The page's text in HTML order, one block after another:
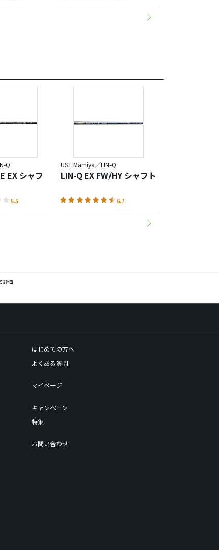
Q
EX シャフ
5.5
UST Mamiya／LIN-Q
LIN-Q EX FW/HY シャフト
6.7
評価
はじめての方へ
よくある質問
マイページ
キャンペーン
特集
お問い合わせ